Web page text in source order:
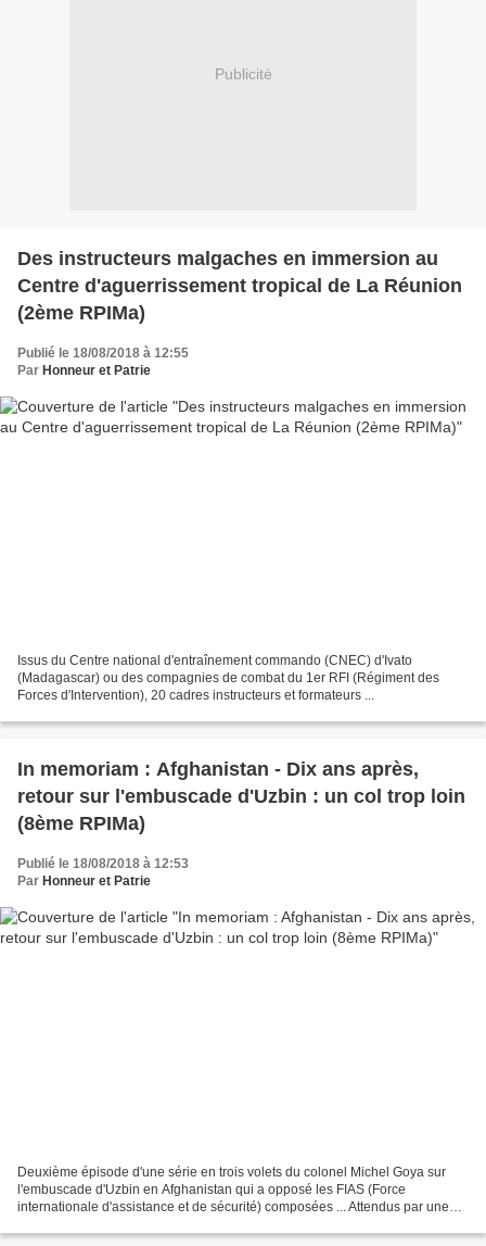
Publicité
Des instructeurs malgaches en immersion au
Centre d'aguerrissement tropical de La Réunion
(2ème RPIMa)
Publié le 18/08/2018 à 12:55
Par Honneur et Patrie
Issus du Centre national d'entraînement commando (CNEC) d'Ivato
(Madagascar) ou des compagnies de combat du 1er RFI (Régiment des
Forces d'Intervention), 20 cadres instructeurs et formateurs ...
In memoriam : Afghanistan - Dix ans après,
retour sur l'embuscade d'Uzbin : un col trop loin
(8ème RPIMa)
Publié le 18/08/2018 à 12:53
Par Honneur et Patrie
Deuxième épisode d'une série en trois volets du colonel Michel Goya sur
l'embuscade d'Uzbin en Afghanistan qui a opposé les FIAS (Force
internationale d'assistance et de sécurité) composées ... Attendus par une